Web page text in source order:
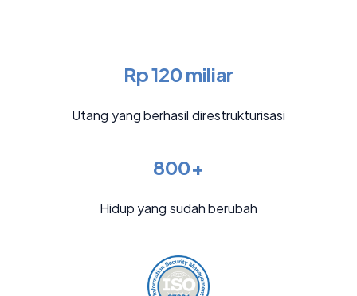
Rp 120 miliar
Utang yang berhasil direstrukturisasi
800+
Hidup yang sudah berubah